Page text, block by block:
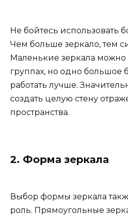
Не бойтесь использовать
Чем больше зеркало, тем
Маленькие зеркала можно
группах, но одно большое
работать лучше.
создать целую стену
пространства.
2. Форма зеркала
Выбор формы зеркала
роль. Прямоугольные